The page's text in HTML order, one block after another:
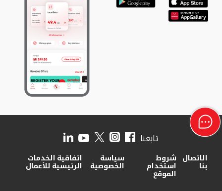
تابعنا
الاتصال
بنا
شروط
استخدام
الموقع
سياسة
الخصوصية
اتفاقية الخدمات
الرئيسية للأعمال